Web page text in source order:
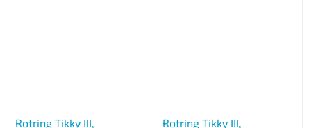
Rotring Tikky III,
Rotring Tikky III,